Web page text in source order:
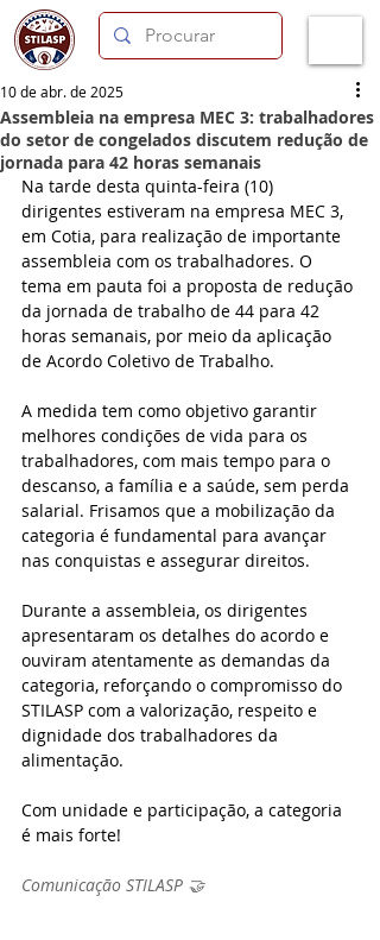
Assembleia na empresa MEC 3: trabalhadores
do setor de congelados discutem redução de
jornada para 42 horas semanais
10 de abr. de 2025
Na tarde desta quinta-feira (10)
dirigentes estiveram na empresa MEC 3,
em Cotia, para realização de importante
assembleia com os trabalhadores. O
tema em pauta foi a proposta de redução
da jornada de trabalho de 44 para 42
horas semanais, por meio da aplicação
de Acordo Coletivo de Trabalho.
A medida tem como objetivo garantir
melhores condições de vida para os
trabalhadores, com mais tempo para o
descanso, a família e a saúde, sem perda
salarial. Frisamos que a mobilização da
categoria é fundamental para avançar
nas conquistas e assegurar direitos.
Durante a assembleia, os dirigentes
apresentaram os detalhes do acordo e
ouviram atentamente as demandas da
categoria, reforçando o compromisso do
STILASP com a valorização, respeito e
dignidade dos trabalhadores da
alimentação.
Com unidade e participação, a categoria
é mais forte!
Comunicação STILASP 🤝